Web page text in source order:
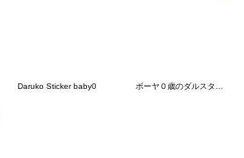
Daruko Sticker baby0 ボーヤ０歳のダルスタンプver.2